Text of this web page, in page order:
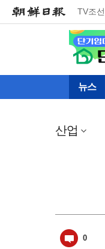
TV조선
뉴스
산업
0